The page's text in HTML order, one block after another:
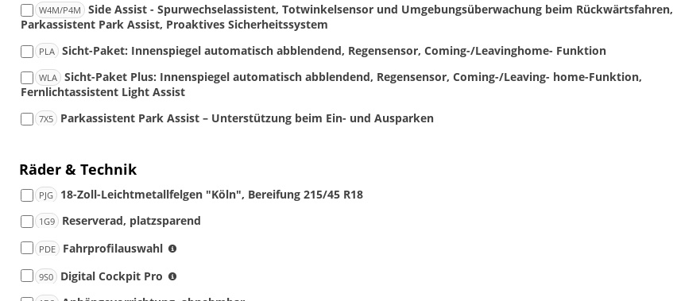
RBD)
Telefons
mit
externen
Antenne
(nur
mit
mit
ZBB,
oder
ZCB
W4M/P4M
Side Assist - Spurwechselassistent, Totwinkelsensor und Umgebungsüberwachung beim Rückwärtsfahren,
Parkassistent Park Assist, Proaktives Sicherheitssystem
PLA Sicht-Paket: Innenspiegel automatisch abblendend, Regensensor, Coming-/Leavinghome- Funktion
WLA Sicht-Paket Plus: Innenspiegel automatisch abblendend, Regensensor, Coming-/Leaving- home-Funktion,
Fernlichtassistent Light Assist
7X5 Parkassistent Park Assist – Unterstützung beim Ein- und Ausparken
Räder & Technik
PJG 18-Zoll-Leichtmetallfelgen "Köln", Bereifung 215/45 R18
1G9 Reserverad, platzsparend
PDE Fahrprofilauswahl
9S0 Digital Cockpit Pro